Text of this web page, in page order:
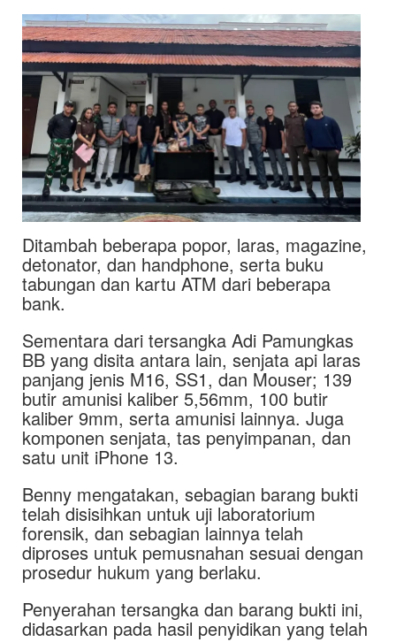
Ditambah beberapa popor, laras, magazine,
detonator, dan handphone, serta buku
tabungan dan kartu ATM dari beberapa
bank.
Sementara dari tersangka Adi Pamungkas
BB yang disita antara lain, senjata api laras
panjang jenis M16, SS1, dan Mouser; 139
butir amunisi kaliber 5,56mm, 100 butir
kaliber 9mm, serta amunisi lainnya. Juga
komponen senjata, tas penyimpanan, dan
satu unit iPhone 13.
Benny mengatakan, sebagian barang bukti
telah disisihkan untuk uji laboratorium
forensik, dan sebagian lainnya telah
diproses untuk pemusnahan sesuai dengan
prosedur hukum yang berlaku.
Penyerahan tersangka dan barang bukti ini,
didasarkan pada hasil penyidikan yang telah